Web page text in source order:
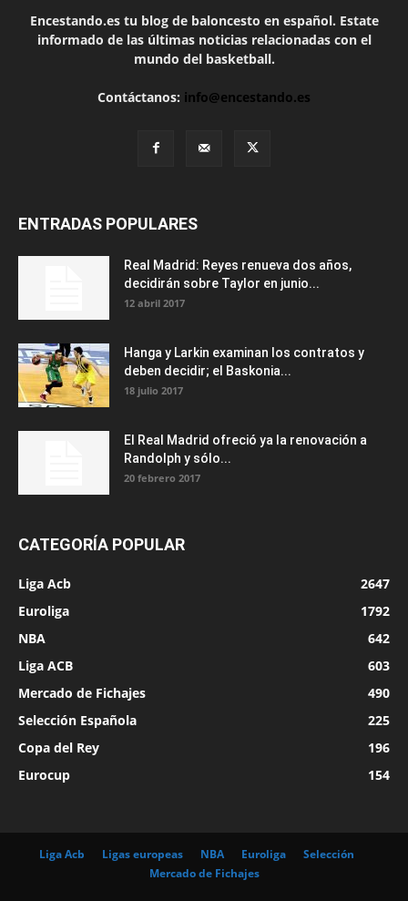
Encestando.es tu blog de baloncesto en español. Estate
informado de las últimas noticias relacionadas con el
mundo del basketball.
Contáctanos: info@encestando.es
ENTRADAS POPULARES
Real Madrid: Reyes renueva dos años,
decidirán sobre Taylor en junio...
12 abril 2017
Hanga y Larkin examinan los contratos y
deben decidir; el Baskonia...
18 julio 2017
El Real Madrid ofreció ya la renovación a
Randolph y sólo...
20 febrero 2017
CATEGORÍA POPULAR
Liga Acb
2647
Euroliga
1792
NBA
642
Liga ACB
603
Mercado de Fichajes
490
Selección Española
225
Copa del Rey
196
Eurocup
154
Liga Acb Ligas europeas NBA Euroliga
Selección
Mercado de Fichajes